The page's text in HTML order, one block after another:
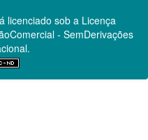
licenciado sob a Licença
- SemDerivações